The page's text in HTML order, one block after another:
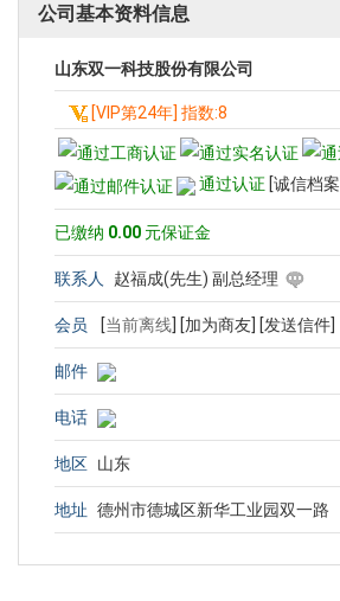
公司基本资料信息
山东双一科技股份有限公司
[VIP第24年] 指数:8
通过认证 [诚信档案]
已缴纳 0.00 元保证金
联系人 赵福成(先生) 副总经理
会员 [当前离线 [加为商友] [发送信件]
邮件
电话
地区 山东
地址 德州市德城区新华工业园双一路